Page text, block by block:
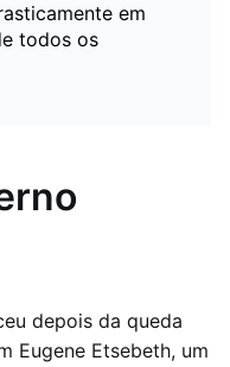
em
todos os
depois da queda
Eugene Etsebeth, um